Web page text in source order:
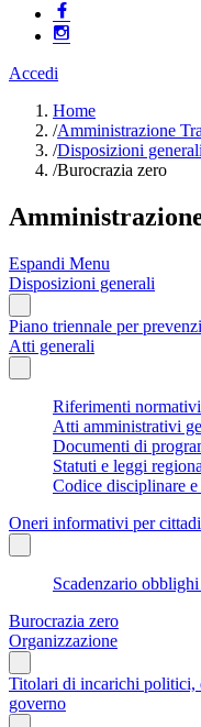
Accedi
Home
/Amministrazione
/Disposizioni generali
/Burocrazia zero
Espandi Menu
Disposizioni generali
Piano triennale per
Atti generali
Riferimenti
Atti amministrativi
Documenti di
Statuti e leggi
Codice disciplinare
Oneri informativi per
Scadenzario
Burocrazia zero
Organizzazione
Titolari di incarichi politici,
governo